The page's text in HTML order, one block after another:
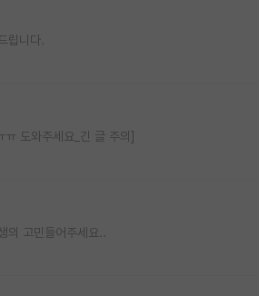
니다.
도와주세요_긴 글 주의]
의 고민들어주세요..